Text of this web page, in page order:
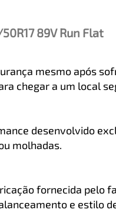
89V Run Flat
mesmo após
chegar a um local
desenvolvido
molhadas.
fornecida pelo
e estilo